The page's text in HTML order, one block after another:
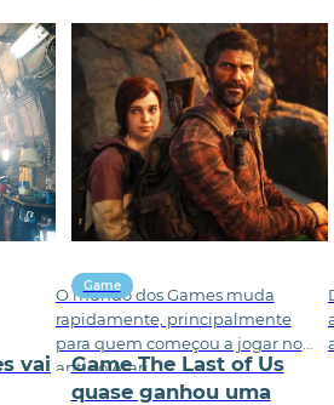
vai
O mundo dos Games muda
rapidamente, principalmente
para quem começou a jogar no
antigo Atari,
Game
Game The Last of Us
quase ganhou uma